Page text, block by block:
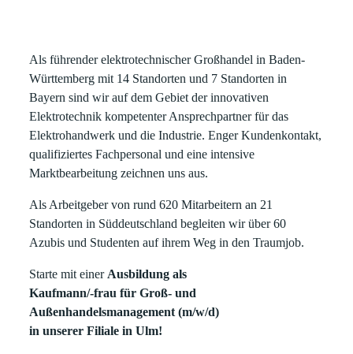
Als führender elektrotechnischer Großhandel in Baden-
Württemberg mit 14 Standorten und 7 Standorten in
Bayern sind wir auf dem Gebiet der innovativen
Elektrotechnik kompetenter Ansprechpartner für das
Elektrohandwerk und die Industrie. Enger Kundenkontakt,
qualifiziertes Fachpersonal und eine intensive
Marktbearbeitung zeichnen uns aus.
Als Arbeitgeber von rund 620 Mitarbeitern an 21
Standorten in Süddeutschland begleiten wir über 60
Azubis und Studenten auf ihrem Weg in den Traumjob.
Starte mit einer Ausbildung als
Kaufmann/-frau für Groß- und
Außenhandelsmanagement (m/w/d)
in unserer Filiale in Ulm!